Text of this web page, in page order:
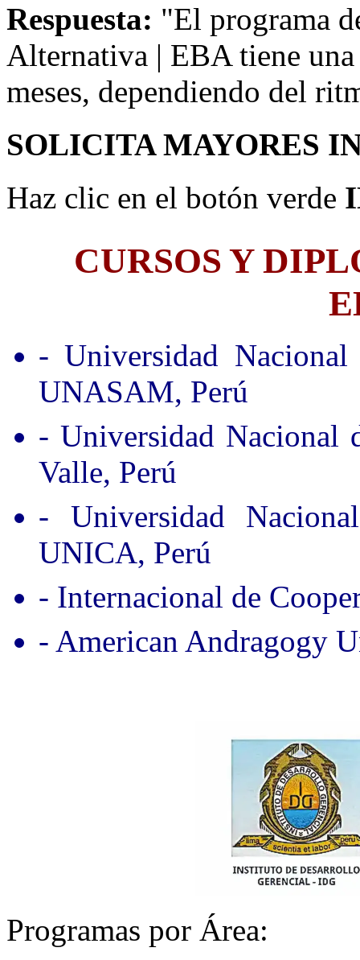
Respuesta: "El programa
Alternativa | EBA tiene
meses, dependiendo del
SOLICITA MAYORES
Haz clic en el botón verde
CURSOS Y
- Universidad
UNASAM, Perú
- Universidad Nacional
Valle, Perú
- Universidad
UNICA, Perú
- Internacional de
- American Andragogy
Programas por Área: